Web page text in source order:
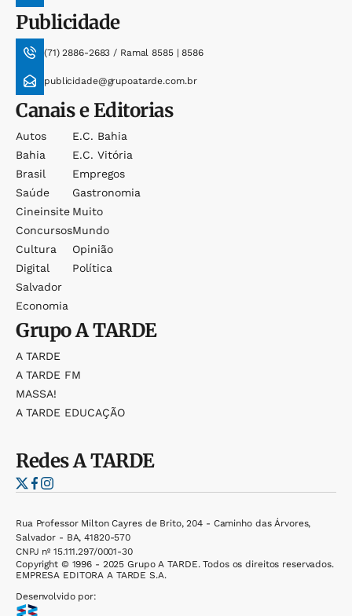
Publicidade
(71) 2886-2683 / Ramal 8585 | 8586
publicidade@grupoatarde.com.br
Canais e Editorias
Autos
Bahia
Brasil
Saúde
Cineinsite
Concursos
Cultura
Digital
Salvador
Economia
E.c. Bahia
E.c. Vitória
Empregos
Gastronomia
Muito
Mundo
Opinião
Política
GrupoA TARDE
A TARDE
A TARDE FM
MASSA!
A TARDE EDUCAÇÃO
RedesA TARDE
Rua Professor Milton Cayres de Brito, 204 - Caminho das Árvores,
Salvador - BA, 41820-570
CNPJ nº 15.111.297/0001-30
Copyright © 1996 - 2025 Grupo A TARDE. Todos os direitos reservados.
EMPRESA EDITORA A TARDE S.A.
Desenvolvido por: